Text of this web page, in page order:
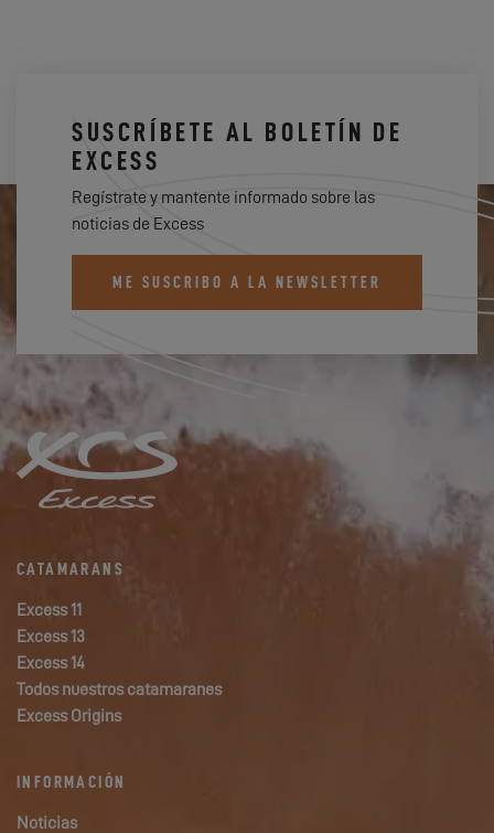
SUSCRÍBETE AL BOLETÍN DE
EXCESS
Regístrate y mantente informado sobre las
noticias de Excess
ME SUSCRIBO A LA NEWSLETTER
CATAMARANS
Excess 11
Excess 13
Excess 14
Todos nuestros catamaranes
Excess Origins
INFORMACIÓN
Noticias